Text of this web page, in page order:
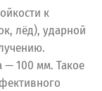
к
лёд), ударной
100 мм. Такое